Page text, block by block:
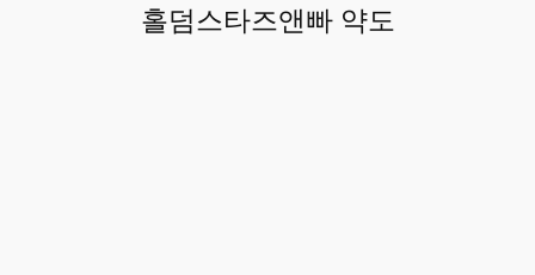
홀덤스타즈앤빠 약도